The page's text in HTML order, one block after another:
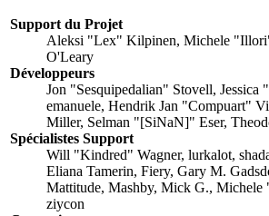
Support du Projet
Aleksi "Lex" Kilpinen, Michele "Illori"
O'Leary
Développeurs
Jon "Sesquipedalian" Stovell,
emanuele, Hendrik Jan "Compuart"
Miller, Selman "[SiNaN]" Eser,
Spécialistes Support
Will "Kindred" Wagner, lurkalot,
Eliana Tamerin, Fiery, Gary M.
Mattitude, Mashby, Mick G.,
ziycon